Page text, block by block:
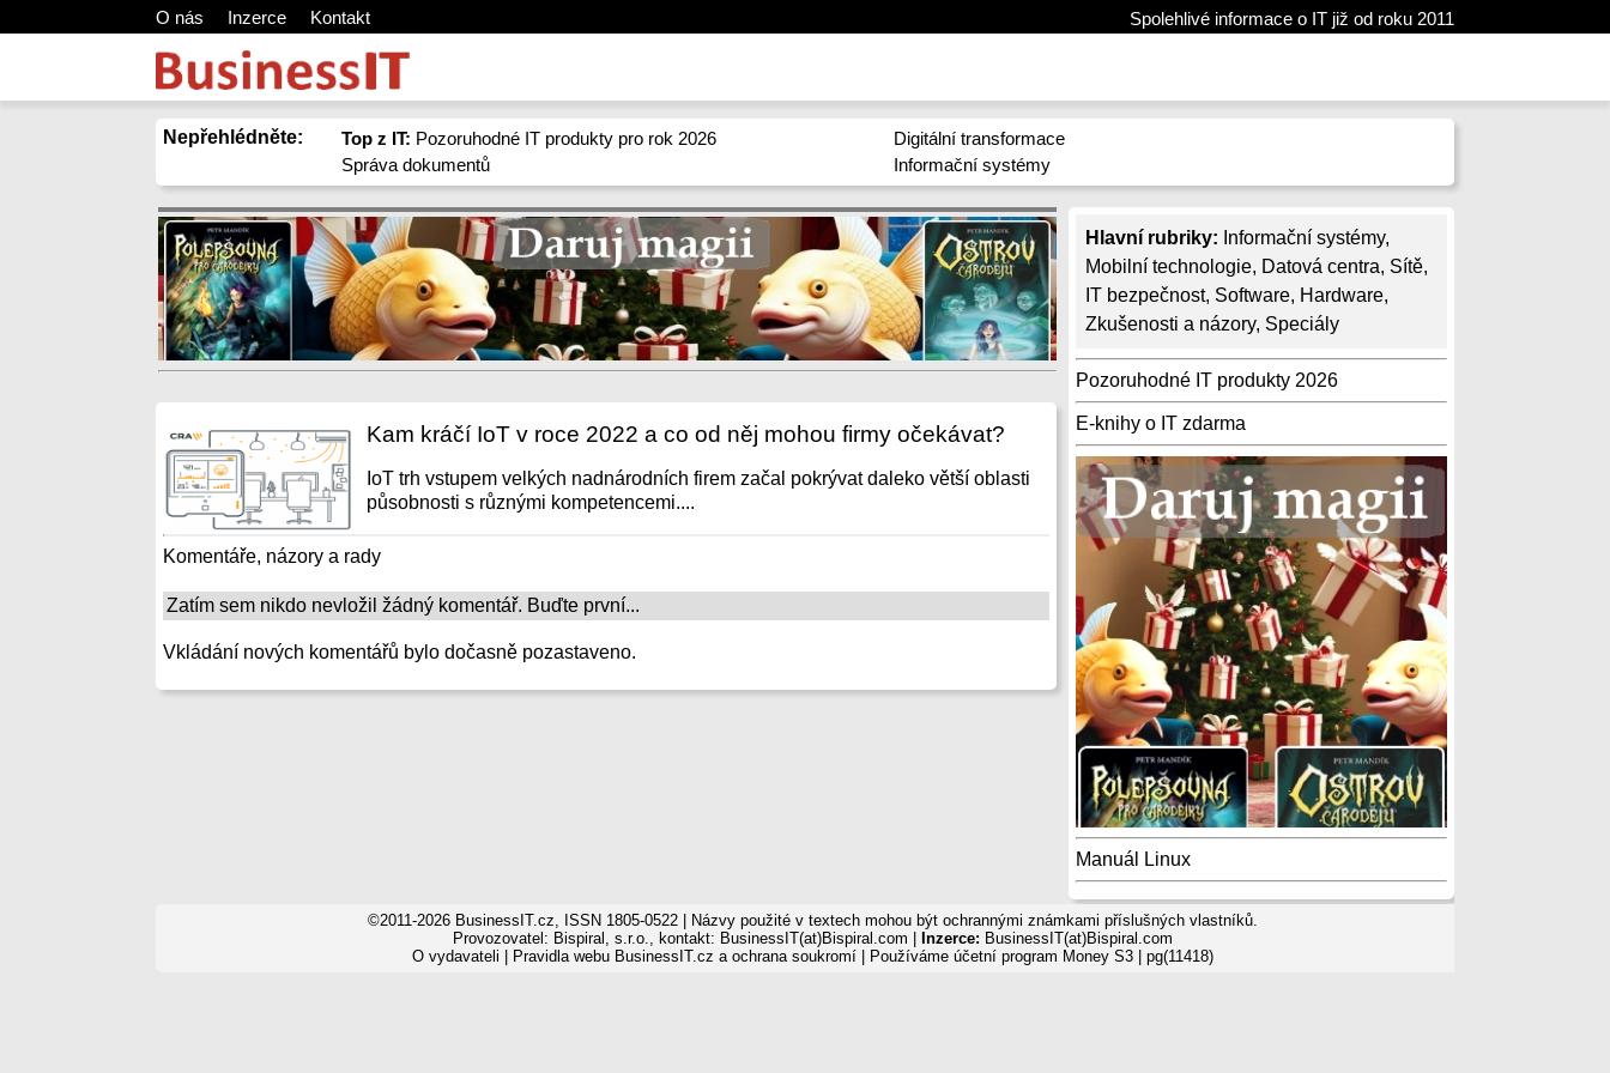
O nás Inzerce Kontakt Spolehlivé informace o IT již od roku 2011
Nepřehlédněte: Top z IT: Pozoruhodné IT produkty pro rok 2026
Správa dokumentů
Digitální transformace
Informační systémy
Hlavní rubriky: Informační systémy,
Mobilní technologie, Datová centra, Sítě,
IT bezpečnost, Software, Hardware,
Zkušenosti a názory, Speciály
Pozoruhodné IT produkty 2026
E-knihy o IT zdarma
Manuál Linux
Kam kráčí IoT v roce 2022 a co od něj mohou firmy očekávat?
IoT trh vstupem velkých nadnárodních firem začal pokrývat daleko větší oblasti
působnosti s různými kompetencemi....
Komentáře, názory a rady
Zatím sem nikdo nevložil žádný komentář. Buďte první...
Vkládání nových komentářů bylo dočasně pozastaveno.
©2011-2026 BusinessIT.cz, ISSN 1805-0522 | Názvy použité v textech mohou být ochrannými známkami příslušných vlastníků.
Provozovatel: Bispiral, s.r.o., kontakt: BusinessIT(at)Bispiral.com |
Inzerce: BusinessIT(at)Bispiral.com
O vydavateli
Pravidla webu BusinessIT.cz a ochrana soukromí| Používáme účetní program Money S3| pg(11418)